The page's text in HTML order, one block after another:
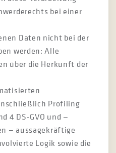
bei einer
Daten nicht bei der
werden: Alle
über die Herkunft der
Profiling
4 DS-GVO und —
— aussagekräftige
Logik sowie die